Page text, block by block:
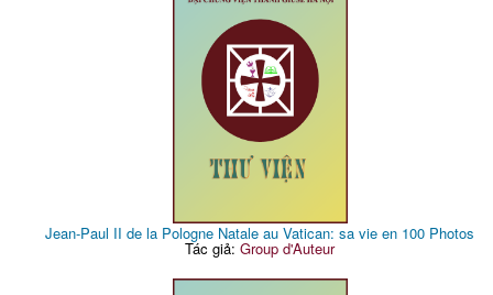
Jean-Paul II de la Pologne Natale au Vatican: sa vie en 100 Photos
Tác giả:Group d'Auteur